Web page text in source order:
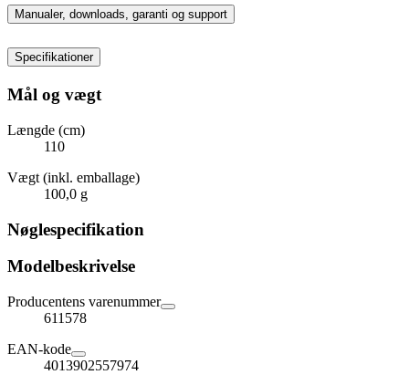
Manualer, downloads, garanti og support
Specifikationer
Mål og vægt
Længde (cm)
110
Vægt (inkl. emballage)
100,0 g
Nøglespecifikation
Modelbeskrivelse
Producentens varenummer
611578
EAN-kode
4013902557974